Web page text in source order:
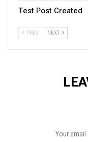
Test Post Created
PREV NEXT
Your email